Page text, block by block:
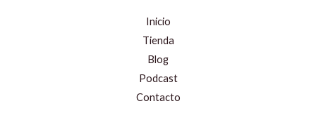
Inicio
Tienda
Blog
Podcast
Contacto